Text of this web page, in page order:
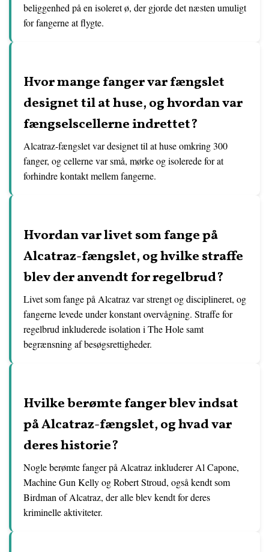
beliggenhed på en isoleret ø, der gjorde det næsten umuligt
for fangerne at flygte.
Hvor mange fanger var fængslet
designet til at huse, og hvordan var
fængselscellerne indrettet?
Alcatraz-fængslet var designet til at huse omkring 300
fanger, og cellerne var små, mørke og isolerede for at
forhindre kontakt mellem fangerne.
Hvordan var livet som fange på
Alcatraz-fængslet, og hvilke straffe
blev der anvendt for regelbrud?
Livet som fange på Alcatraz var strengt og disciplineret, og
fangerne levede under konstant overvågning. Straffe for
regelbrud inkluderede isolation i The Hole samt
begrænsning af besøgsrettigheder.
Hvilke berømte fanger blev indsat
på Alcatraz-fængslet, og hvad var
deres historie?
Nogle berømte fanger på Alcatraz inkluderer Al Capone,
Machine Gun Kelly og Robert Stroud, også kendt som
Birdman of Alcatraz, der alle blev kendt for deres
kriminelle aktiviteter.